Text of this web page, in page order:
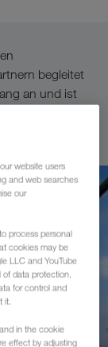
begleitet
an und ist
website users
and web searches
our
process personal
cookies may be
LLC and YouTube
of data protection.
for control and
it.
and in the cookie
effect by adjusting